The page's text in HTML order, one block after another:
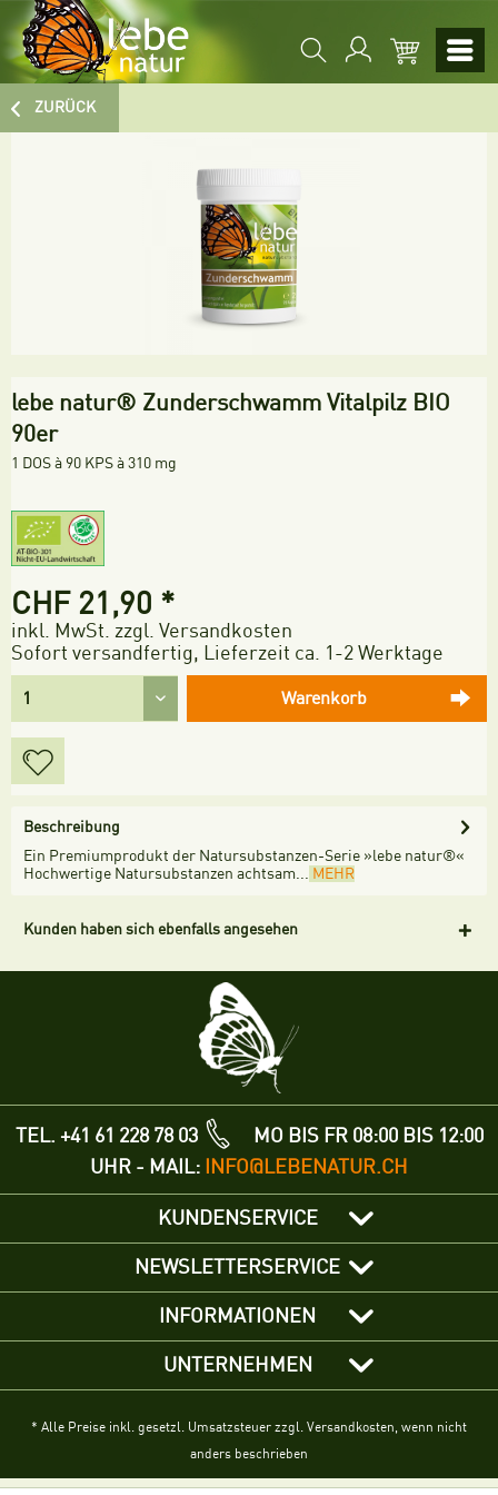
ZURÜCK
lebe natur® Zunderschwamm Vitalpilz BIO
90er
1 DOS à 90 KPS à 310 mg
CHF 21,90 *
inkl. MwSt. zzgl. Versandkosten
Sofort versandfertig, Lieferzeit ca. 1-2 Werktage
Warenkorb
Beschreibung
Ein Premiumprodukt der Natursubstanzen-Serie »lebe natur®«
Hochwertige Natursubstanzen achtsam... MEHR
Kunden haben sich ebenfalls angesehen
TEL. +41 61 228 78 03
MO BIS FR 08:00 BIS 12:00
UHR - MAIL: INFO@LEBENATUR.CH
KUNDENSERVICE
NEWSLETTERSERVICE
INFORMATIONEN
UNTERNEHMEN
* Alle Preise inkl. gesetzl. Umsatzsteuer zzgl. Versandkosten, wenn nicht
anders beschrieben